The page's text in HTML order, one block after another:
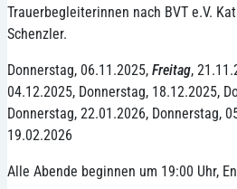
Trauerbegleiterinnen nach BVT e.V.
Schenzler.
Donnerstag, 06.11.2025, Freitag,
04.12.2025, Donnerstag, 18.12.2025,
Donnerstag, 22.01.2026, Donnerstag,
19.02.2026
Alle Abende beginnen um 19:00 Uhr,